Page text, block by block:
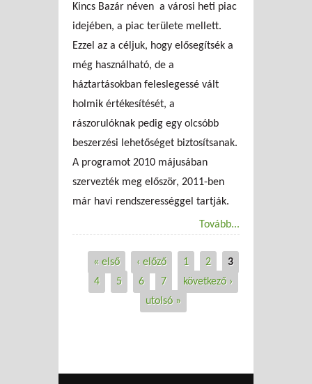
Kincs Bazár néven a városi heti piac
idejében, a piac területe mellett.
Ezzel az a céljuk, hogy elősegítsék a
még használható, de a
háztartásokban feleslegessé vált
holmik értékesítését, a
rászorulóknak pedig egy olcsóbb
beszerzési lehetőséget biztosítsanak.
A programot 2010 májusában
szervezték meg először, 2011-ben
már havi rendszerességgel tartják.
Tovább...
Oldalak
« első ‹ előző 1 2
3
4
5 6 7
következő ›
utolsó »